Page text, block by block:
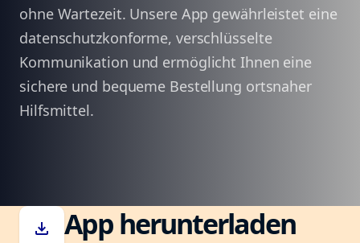
ohne Wartezeit. Unsere App gewährleistet eine
datenschutzkonforme, verschlüsselte
Kommunikation und ermöglicht Ihnen eine
sichere und bequeme Bestellung ortsnaher
Hilfsmittel.
download App herunterladen